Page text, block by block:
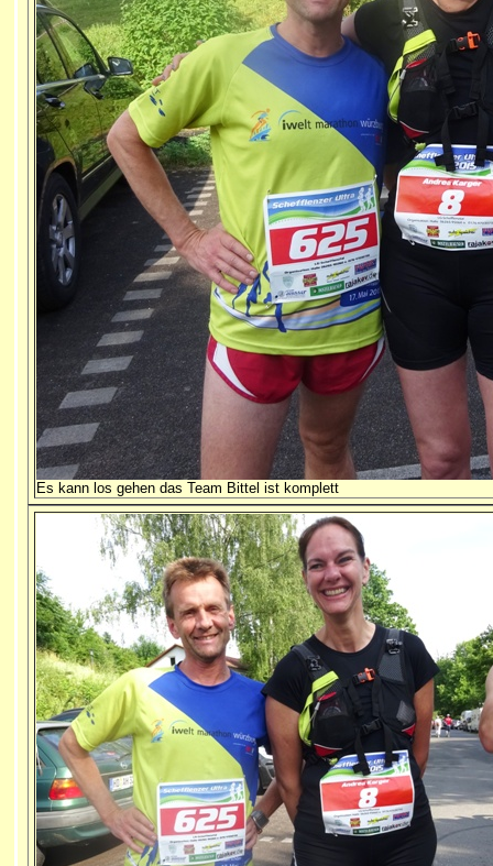
Es kann los gehen das Team Bittel ist komplett